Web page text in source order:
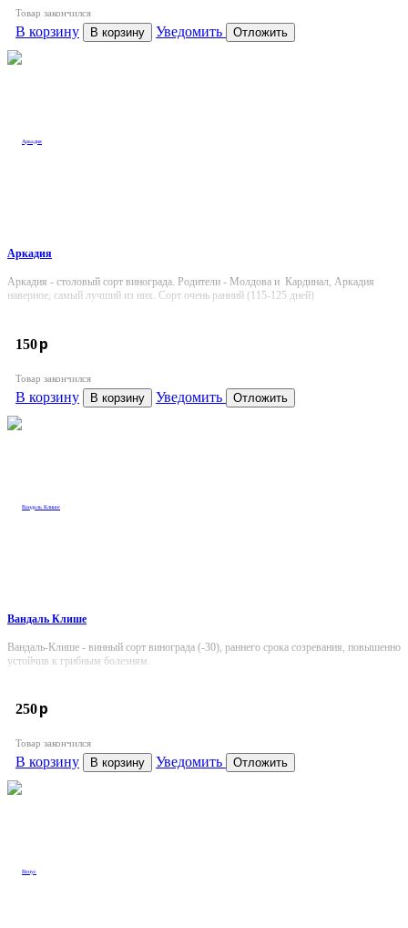
Товар закончился
В корзину В корзину Уведомить Отложить
Аркадия
Аркадия - столовый сорт винограда. Родители - Молдова и Кардинал, Аркадия
наверное, самый лучший из них. Сорт очень ранний (115-125 дней)
150p
Товар закончился
В корзину В корзину Уведомить Отложить
Вандаль Клише
Вандаль-Клише - винный сорт винограда (-30), раннего срока созревания, повышенно
устойчив к грибным болезням.
250p
Товар закончился
В корзину В корзину Уведомить Отложить